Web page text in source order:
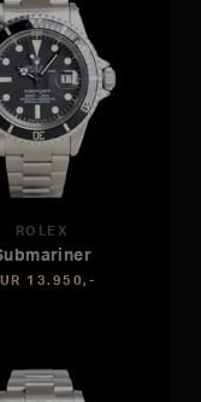
ROLEX
13.950,-